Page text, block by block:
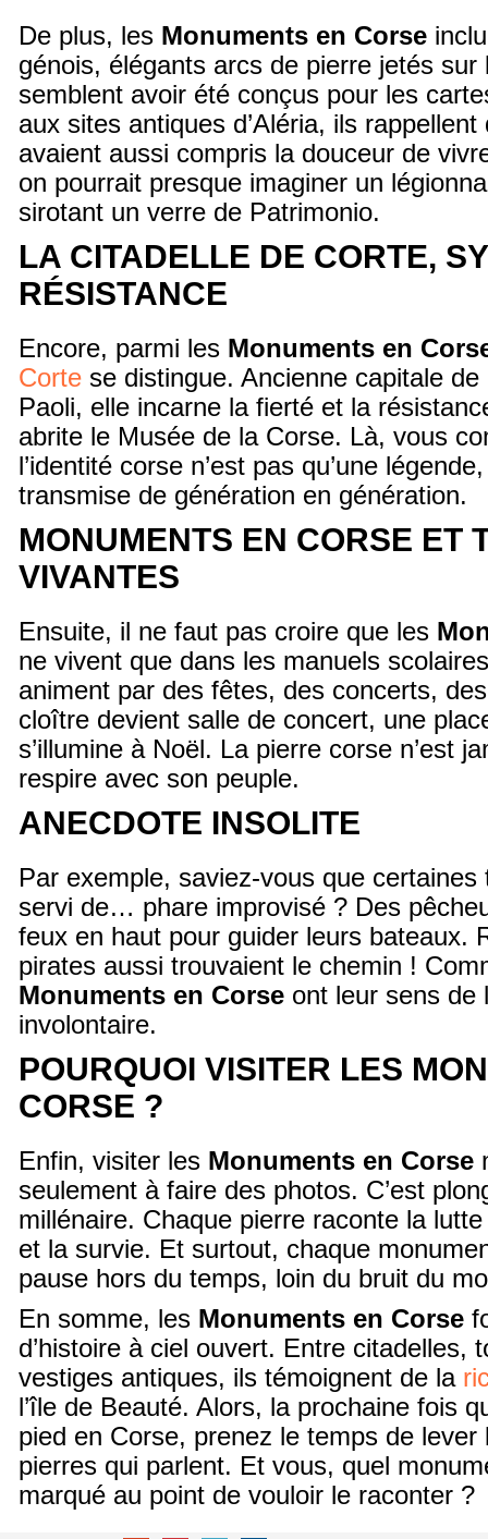
De plus, les Monuments en Corse
génois, élégants arcs de pierre jetés sur
semblent avoir été conçus pour les
aux sites antiques d’Aléria, ils
avaient aussi compris la douceur de
on pourrait presque imaginer un
sirotant un verre de Patrimonio.
LA CITADELLE DE CORTE,
RÉSISTANCE
Encore, parmi les Monuments en
Corte se distingue. Ancienne capitale de
Paoli, elle incarne la fierté et la
abrite le Musée de la Corse. Là, vous
l’identité corse n’est pas qu’une
transmise de génération en génération.
MONUMENTS EN CORSE ET
VIVANTES
Ensuite, il ne faut pas croire que les
ne vivent que dans les manuels
animent par des fêtes, des concerts,
cloître devient salle de concert, une
s’illumine à Noël. La pierre corse n’est
respire avec son peuple.
ANECDOTE INSOLITE
Par exemple, saviez-vous que
servi de… phare improvisé ? Des
feux en haut pour guider leurs bateaux.
pirates aussi trouvaient le chemin !
Monuments en Corse ont leur sens de
involontaire.
POURQUOI VISITER LES
CORSE ?
Enfin, visiter les Monuments en Corse
seulement à faire des photos. C’est
millénaire. Chaque pierre raconte la
et la survie. Et surtout, chaque
pause hors du temps, loin du bruit du
En somme, les Monuments en Corse
d’histoire à ciel ouvert. Entre citadelles,
vestiges antiques, ils témoignent de la
l’île de Beauté. Alors, la prochaine fois
pied en Corse, prenez le temps de
pierres qui parlent. Et vous, quel
marqué au point de vouloir le raconter ?